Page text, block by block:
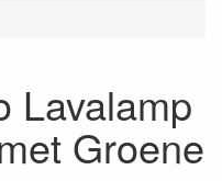
Lavalamp
Groene